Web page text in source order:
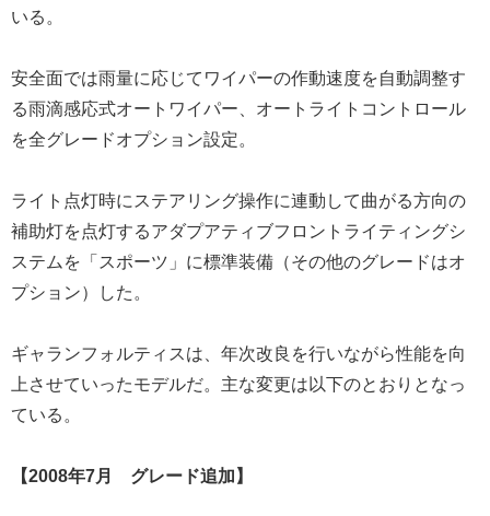
いる。
安全面では雨量に応じてワイパーの作動速度を自動調整す
る雨滴感応式オートワイパー、オートライトコントロール
を全グレードオプション設定。
ライト点灯時にステアリング操作に連動して曲がる方向の
補助灯を点灯するアダプアティブフロントライティングシ
ステムを「スポーツ」に標準装備（その他のグレードはオ
プション）した。
ギャランフォルティスは、年次改良を行いながら性能を向
上させていったモデルだ。主な変更は以下のとおりとなっ
ている。
【2008年7月 グレード追加】